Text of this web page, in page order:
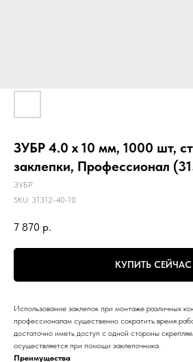
ЗУБР 4.0 x 10 мм, 1000 шт,
заклепки, Профессионал
ЗУБР
SKU: 31312-40-10
7 870 р.
КУПИТЬ СЕЙЧАС
Использование заклепок при монтаже различных
профессионалам существенно сократить время
достаточно иметь доступ с одной стороны
осуществляется при помощи заклепочника.
Преимущества